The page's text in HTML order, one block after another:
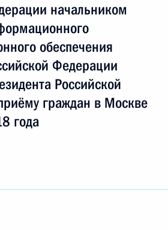
начальником
обеспечения
Федерации
Российской
граждан в Москве
года